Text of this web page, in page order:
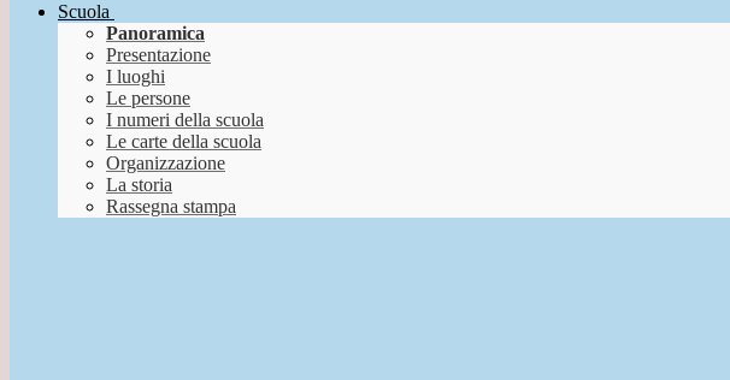
Scuola
Panoramica
Presentazione
I luoghi
Le persone
I numeri della scuola
Le carte della scuola
Organizzazione
La storia
Rassegna stampa